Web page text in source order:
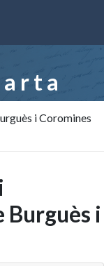
i Coromines
Burguès i